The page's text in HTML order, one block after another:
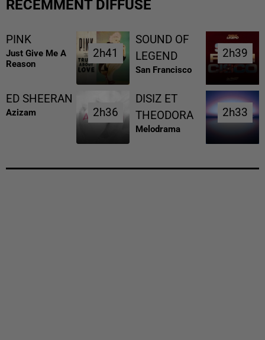
RÉCEMMENT DIFFUSÉ
PINK
Just Give Me A
Reason
2h41
2h41
SOUND OF
LEGEND
San Francisco
2h39
2h39
ED SHEERAN
Azizam 2h36
2h36
DISIZ ET
THEODORA
Melodrama
2h33
2h33